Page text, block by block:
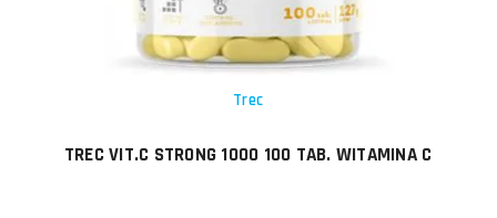
Trec
TREC VIT.C STRONG 1000 100 TAB. WITAMINA C